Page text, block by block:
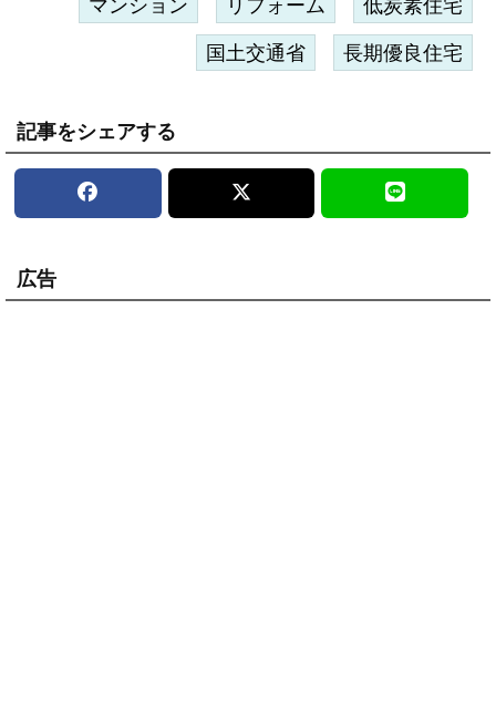
マンション リフォーム 低炭素住宅
国土交通省 長期優良住宅
記事をシェアする
広告